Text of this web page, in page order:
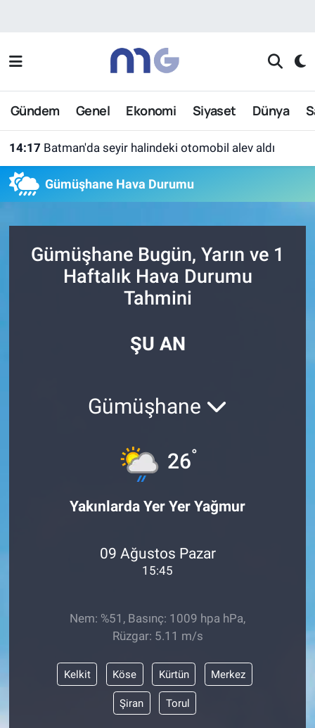
Gündem Genel Ekonomi Siyaset Dünya
14:17 Batman'da seyir halindeki otomobil alev aldı
Gümüşhane Hava Durumu
Gümüşhane Bugün, Yarın ve 1
Haftalık Hava Durumu
Tahmini
ŞU AN
Gümüşhane
26°
Yakınlarda Yer Yer Yağmur
09 Ağustos Pazar
15:45
Nem: %51, Basınç: 1009 hpa hPa,
Rüzgar: 5.11 m/s
Kelkit Köse Kürtün Merkez
Şiran Torul
Nöbetçi Eczaneler
Hava Durumu
Son Dakika Haberleri